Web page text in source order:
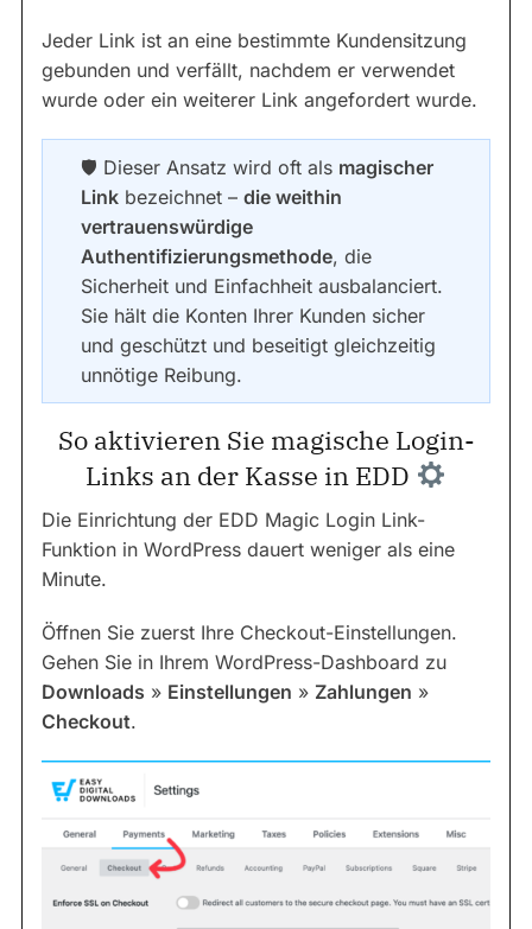
Jeder Link ist an eine bestimmte Kundensitzung
gebunden und verfällt, nachdem er verwendet
wurde oder ein weiterer Link angefordert wurde.
🛡 Dieser Ansatz wird oft als magischer
Link bezeichnet – die weithin
vertrauenswürdige
Authentifizierungsmethode, die
Sicherheit und Einfachheit ausbalanciert.
Sie hält die Konten Ihrer Kunden sicher
und geschützt und beseitigt gleichzeitig
unnötige Reibung.
So aktivieren Sie magische Login-
Links an der Kasse in EDD
Die Einrichtung der EDD Magic Login Link-
Funktion in WordPress dauert weniger als eine
Minute.
Öffnen Sie zuerst Ihre Checkout-Einstellungen.
Gehen Sie in Ihrem WordPress-Dashboard zu
Downloads » Einstellungen » Zahlungen »
Checkout.